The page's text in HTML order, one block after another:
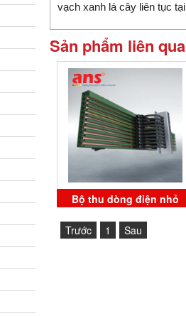
vạch xanh lá cây liên tục
Sản phẩm liên
Bộ thu dòng điện nhỏ
gọn VKS10 0143277/00
VAHLE Vietnam
Trước
1 Sau